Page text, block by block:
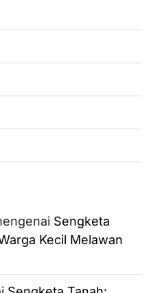
Sengketa
Kecil Melawan